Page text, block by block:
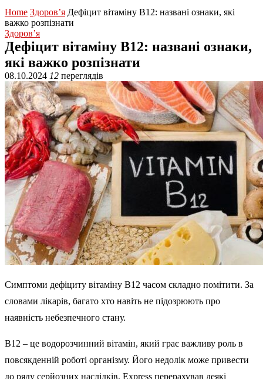
Home Здоров’я Дефіцит вітаміну B12: названі ознаки, які
важко розпізнати
Здоров’я
Дефіцит вітаміну B12: названі ознаки,
які важко розпізнати
08.10.2024 12 переглядів
Симптоми дефіциту вітаміну B12 часом складно помітити. За
словами лікарів, багато хто навіть не підозрюють про
наявність небезпечного стану.
В12 – це водорозчинний вітамін, який грає важливу роль в
повсякденній роботі організму. Його недолік може привести
до ряду серйозних наслідків. Express перерахував деякі